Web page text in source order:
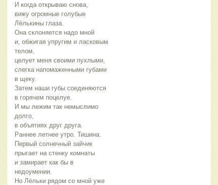
И когда открываю снова,
вижу огромные голубые
Лёлькины глаза.
Она склоняется надо мной
и, обжигая упругим и ласковым
телом,
целует меня своими пухлыми,
слегка напомаженными губами
в щеку.
Затем наши губы соединяются
в горячем поцелуе.
И мы лежим так немыслимо
долго,
в объятиях друг друга.
Раннее летнее утро. Тишина.
Первый солнечный зайчик
прыгает на стенку комнаты
и замирает как бы в
недоумении.
Но Лёльки рядом со мной уже